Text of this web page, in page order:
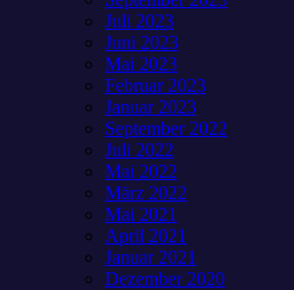
Juli 2023
Juni 2023
Mai 2023
Februar 2023
Januar 2023
September 2022
Juli 2022
Mai 2022
März 2022
Mai 2021
April 2021
Januar 2021
Dezember 2020